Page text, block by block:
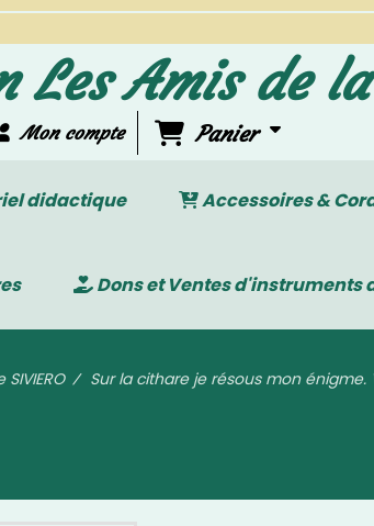
Les Amis de
Mon compte Panier
didactique Accessoires &
Dons et Ventes d'instruments
SIVIERO Sur la cithare je résous mon